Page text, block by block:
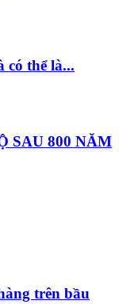
có thể là...
SAU 800 NĂM
trên bầu